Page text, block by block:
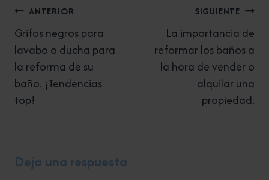
Navegación
de
entradas
ANTERIOR
Grifos negros para
lavabo o ducha para
la reforma de su
baño. ¡Tendencias
top!
SIGUIENTE
La importancia de
reformar los baños a
la hora de vender o
alquilar una
propiedad.
Deja una respuesta